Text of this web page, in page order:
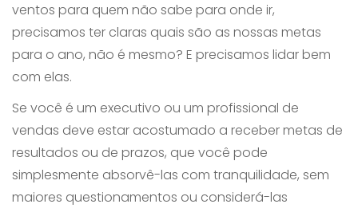
ventos para quem não sabe para onde ir,
precisamos ter claras quais são as nossas metas
para o ano, não é mesmo? E precisamos lidar bem
com elas.
Se você é um executivo ou um profissional de
vendas deve estar acostumado a receber metas de
resultados ou de prazos, que você pode
simplesmente absorvê-las com tranquilidade, sem
maiores questionamentos ou considerá-las